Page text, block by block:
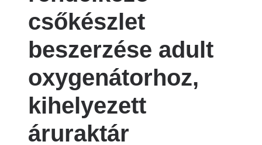
csőkészlet
beszerzése adult
oxygenátorhoz,
kihelyezett
áruraktár